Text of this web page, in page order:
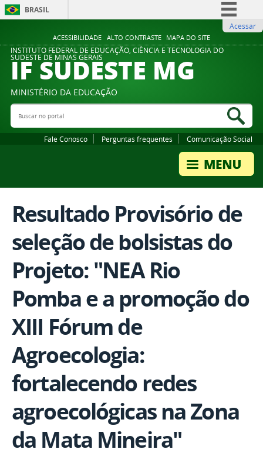
ACESSIBILIDADE ALTO CONTRASTE MAPA DO SITE
BRASIL
Comunica BR
Participe
Legislação
Acessar
INSTITUTO FEDERAL DE EDUCAÇÃO, CIÊNCIA E TECNOLOGIA DO
SUDESTE DE MINAS GERAIS
IF SUDESTE MG
MINISTÉRIO DA EDUCAÇÃO
Buscar no portal
Fale Conosco Perguntas frequentes Comunicação Social
Resultado Provisório de
seleção de bolsistas do
Projeto: "NEA Rio
Pomba e a promoção do
XIII Fórum de
Agroecologia:
fortalecendo redes
agroecológicas na Zona
da Mata Mineira"